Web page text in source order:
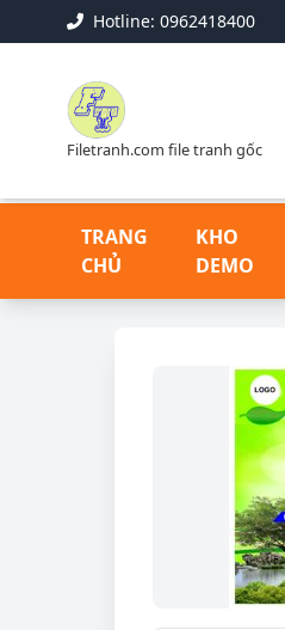
Hotline: 0962418400
Filetranh.com file tranh gốc
TRANG
CHỦ
KHO
DEMO